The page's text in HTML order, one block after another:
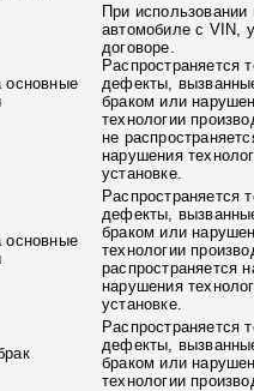
основные
При использовании
автомобиле с VIN,
договоре.
Распространяется
дефекты,
браком или
технологии
не
нарушения
установке.
основные
Распространяется
дефекты,
браком или
технологии
распространяется
нарушения
установке.
Распространяется
дефекты,
браком или
технологии